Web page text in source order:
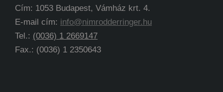
Cím: 1053 Budapest, Vámház krt. 4.
E-mail cím: info@nimrodderringer.hu
Tel.: (0036) 1 2669147
Fax.: (0036) 1 2350643